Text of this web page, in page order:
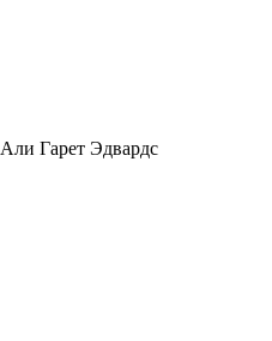
Гарет Эдвардс